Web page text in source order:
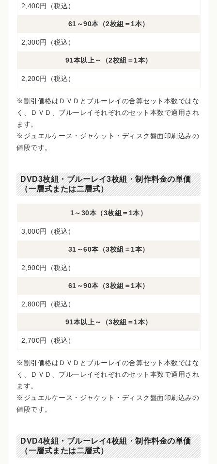
2,400円（税込）
61～90本（2枚組＝1本）
2,300円（税込）
91本以上～（2枚組＝1本）
2,200円（税込）
※割引価格はＤＶＤとブルーレイの合算セット本数ではな
く、ＤＶＤ、ブルーレイそれぞれのセット本数で適用され
ます。
※ジュエルケース・ジャケット・ディスク盤面印刷込みの
値段です。
DVD3枚組・ブルーレイ3枚組・制作料金の単価
（一層式または二層式）
1～30本（3枚組＝1本）
3,000円（税込）
31～60本（3枚組＝1本）
2,900円（税込）
61～90本（3枚組＝1本）
2,800円（税込）
91本以上～（3枚組＝1本）
2,700円（税込）
※割引価格はＤＶＤとブルーレイの合算セット本数ではな
く、ＤＶＤ、ブルーレイそれぞれのセット本数で適用され
ます。
※ジュエルケース・ジャケット・ディスク盤面印刷込みの
値段です。
DVD4枚組・ブルーレイ4枚組・制作料金の単価
（一層式または二層式）